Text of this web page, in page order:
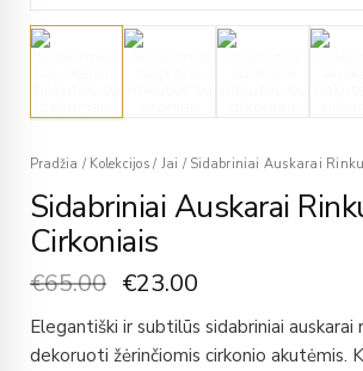
Pradžia / Kolekcijos / Jai /Sidabriniai Auskarai
Sidabriniai Auskarai
Cirkoniais
€65.00 €23.00
Elegantiški ir subtilūs sidabriniai auskarai
dekoruoti žėrinčiomis cirkonio akutėmis.